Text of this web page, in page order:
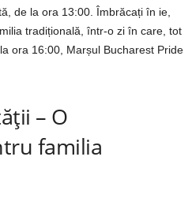
de la ora 13:00. Îmbrăcați în ie,
tradițională, într-o zi în care, tot
ora 16:00, Marșul Bucharest Pride
– O
familia